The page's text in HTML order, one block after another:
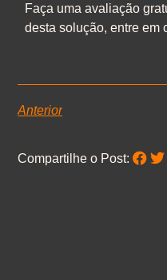
Faça uma avaliação
desta solução, entre em
Anterior
Compartilhe o Post: